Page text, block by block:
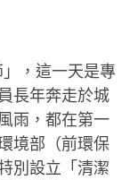
，這一天是專
長年奔走於城
雨，都在第一
境部（前環保
別設立「清潔